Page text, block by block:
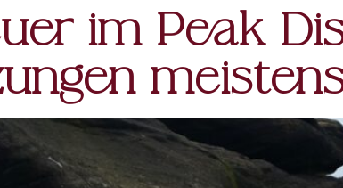
im Peak